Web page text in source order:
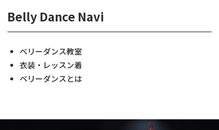
Belly Dance Navi
ベリーダンス教室
衣装・レッスン着
ベリーダンスとは